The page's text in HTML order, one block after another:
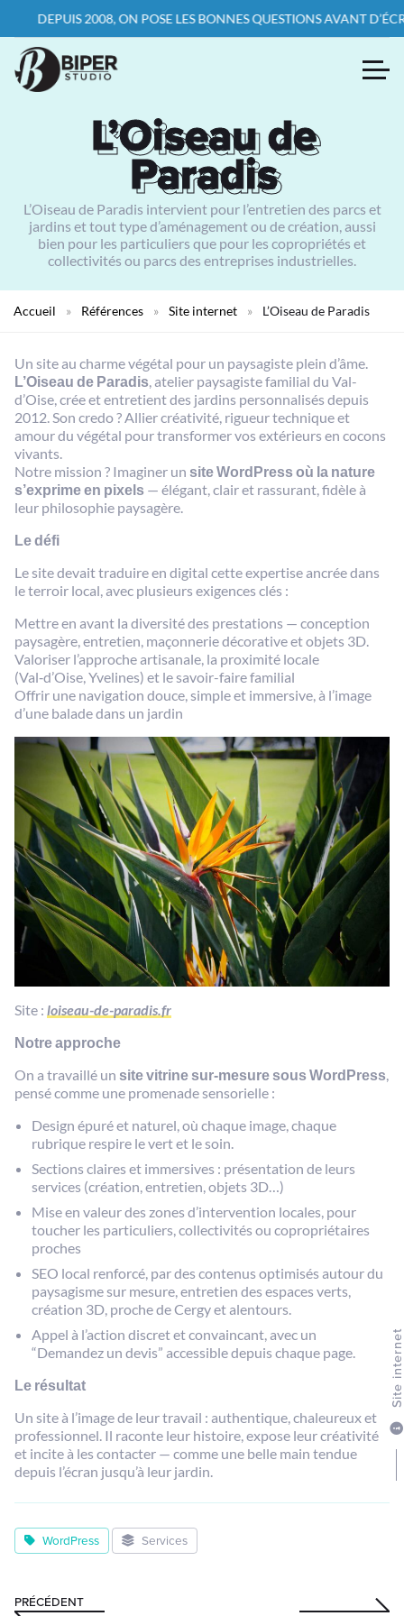
DEPUIS 2008, ON POSE LES BONNES QUESTIONS AVANT
L’Oiseau de
Paradis
L’Oiseau de
Paradis
L’Oiseau de Paradis intervient pour l’entretien des parcs et
jardins et tout type d’aménagement ou de création, aussi
bien pour les particuliers que pour les copropriétés et
collectivités ou parcs des entreprises industrielles.
Accueil » Références » Site internet » L’Oiseau de Paradis
Un site au charme végétal pour un paysagiste plein d’âme.
L’Oiseau de Paradis, atelier paysagiste familial du Val-
d’Oise, crée et entretient des jardins personnalisés depuis
2012. Son credo ? Allier créativité, rigueur technique et
amour du végétal pour transformer vos extérieurs en cocons
vivants.
Notre mission ? Imaginer un site WordPress où la nature
s’exprime en pixels — élégant, clair et rassurant, fidèle à
leur philosophie paysagère.
Le défi
Le site devait traduire en digital cette expertise ancrée dans
le terroir local, avec plusieurs exigences clés :
Mettre en avant la diversité des prestations — conception
paysagère, entretien, maçonnerie décorative et objets 3D.
Valoriser l’approche artisanale, la proximité locale
(Val‑d’Oise, Yvelines) et le savoir-faire familial
Offrir une navigation douce, simple et immersive, à l’image
d’une balade dans un jardin
Site : loiseau-de-paradis.fr
Notre approche
On a travaillé un site vitrine sur-mesure sous WordPress,
pensé comme une promenade sensorielle :
Design épuré et naturel, où chaque image, chaque
rubrique respire le vert et le soin.
Sections claires et immersives : présentation de leurs
services (création, entretien, objets 3D…)
Mise en valeur des zones d’intervention locales, pour
toucher les particuliers, collectivités ou copropriétaires
proches
SEO local renforcé, par des contenus optimisés autour du
paysagisme sur mesure, entretien des espaces verts,
création 3D, proche de Cergy et alentours.
Appel à l’action discret et convaincant, avec un
“Demandez un devis” accessible depuis chaque page.
Le résultat
Un site à l’image de leur travail : authentique, chaleureux et
professionnel. Il raconte leur histoire, expose leur créativité
et incite à les contacter — comme une belle main tendue
depuis l’écran jusqu’à leur jardin.
Site
WordPress Services
PRÉCÉDENT